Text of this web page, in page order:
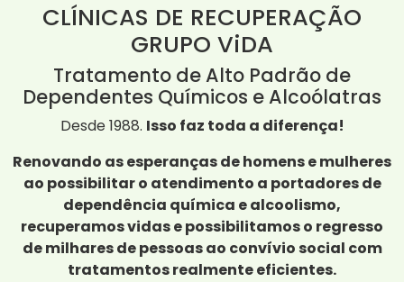
CLÍNICAS DE RECUPERAÇÃO
GRUPO ViDA
Tratamento de Alto Padrão de
Dependentes Químicos e Alcoólatras
Desde 1988. Isso faz toda a diferença!
Renovando as esperanças de homens e mulheres
ao possibilitar o atendimento a portadores de
dependência química e alcoolismo,
recuperamos vidas e possibilitamos o regresso
de milhares de pessoas ao convívio social com
tratamentos realmente eficientes.